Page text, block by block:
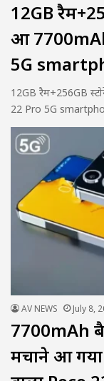
12GB
हुआ
5G
12GB रैम+256GB
22 Pro 5G
AV NEWS July 8,
7700mAh
मचाने आ गया